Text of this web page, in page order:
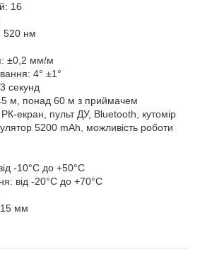
16
520 нм
±0,2 мм/м
4° ±1°
секунд
м, понад 60 м з приймачем
РК-екран, пульт ДУ, Bluetooth, кутомір
5200 mAh, можливість роботи
-10°C до +50°C
від -20°C до +70°C
мм